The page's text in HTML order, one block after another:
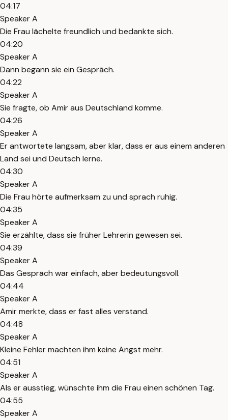
04:17
Speaker A
Die Frau lächelte freundlich und bedankte sich.
04:20
Speaker A
Dann begann sie ein Gespräch.
04:22
Speaker A
Sie fragte, ob Amir aus Deutschland komme.
04:26
Speaker A
Er antwortete langsam, aber klar, dass er aus einem anderen
Land sei und Deutsch lerne.
04:30
Speaker A
Die Frau hörte aufmerksam zu und sprach ruhig.
04:35
Speaker A
Sie erzählte, dass sie früher Lehrerin gewesen sei.
04:39
Speaker A
Das Gespräch war einfach, aber bedeutungsvoll.
04:44
Speaker A
Amir merkte, dass er fast alles verstand.
04:48
Speaker A
Kleine Fehler machten ihm keine Angst mehr.
04:51
Speaker A
Als er ausstieg, wünschte ihm die Frau einen schönen Tag.
04:55
Speaker A